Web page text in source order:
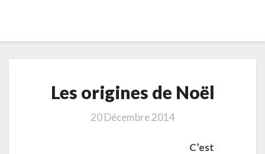
origines
de
Noël
Les origines de Noël
20 Décembre 2014
C’est